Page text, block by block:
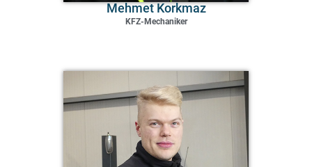
Mehmet Korkmaz
KFZ-Mechaniker